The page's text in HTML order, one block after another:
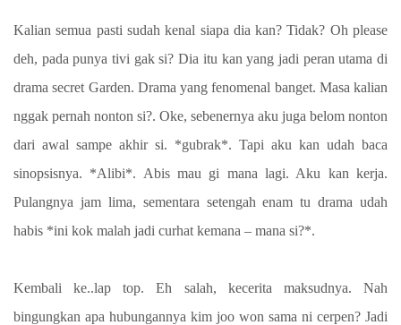
Kalian semua pasti sudah kenal siapa dia kan? Tidak? Oh please
deh, pada punya tivi gak si? Dia itu kan yang jadi peran utama di
drama secret Garden. Drama yang fenomenal banget. Masa kalian
nggak pernah nonton si?. Oke, sebenernya aku juga belom nonton
dari awal sampe akhir si. *gubrak*. Tapi aku kan udah baca
sinopsisnya. *Alibi*. Abis mau gi mana lagi. Aku kan kerja.
Pulangnya jam lima, sementara setengah enam tu drama udah
habis *ini kok malah jadi curhat kemana – mana si?*.
Kembali ke..lap top. Eh salah, kecerita maksudnya. Nah
bingungkan apa hubungannya kim joo won sama ni cerpen? Jadi